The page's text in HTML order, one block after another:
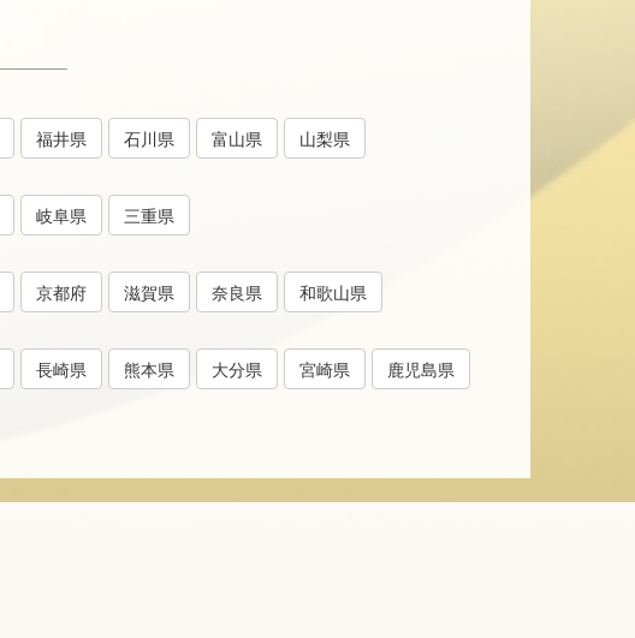
福井県 石川県 富山県
山梨県
岐阜県
三重県
京都府 滋賀県 奈良県
和歌山県
長崎県 熊本県 大分県 宮崎県
鹿児島県